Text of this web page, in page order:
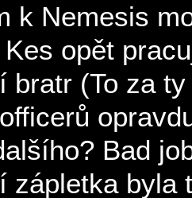
k Nemesis
opět
bratr (To za
Bad
zápletka byla